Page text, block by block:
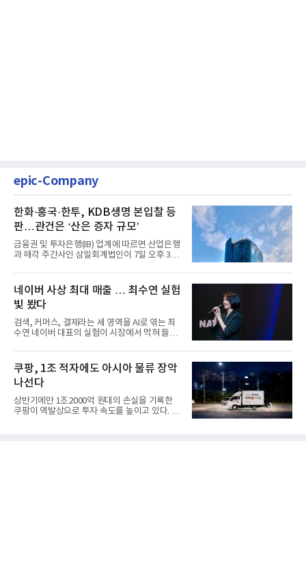
epic-Company
한화·흥국·한투, KDB생명 본입찰 등
판…관건은 ‘산은 증자 규모’
금융권 및 투자은행(IB) 업계에 따르면 산업은행
과 매각 주간사인 삼일회계법인이 7일 오후 3시
네이버 사상 최대 매출 … 최수연 실험
빛 봤다
검색, 커머스, 결제라는 세 영역을 AI로 엮는 최
수연 네이버 대표의 실험이 시장에서 먹혀 들어
쿠팡, 1조 적자에도 아시아 물류 장악
나선다
상반기에만 1조2000억 원대의 손실을 기록한
쿠팡이 역발상으로 투자 속도를 높이고 있다. 이